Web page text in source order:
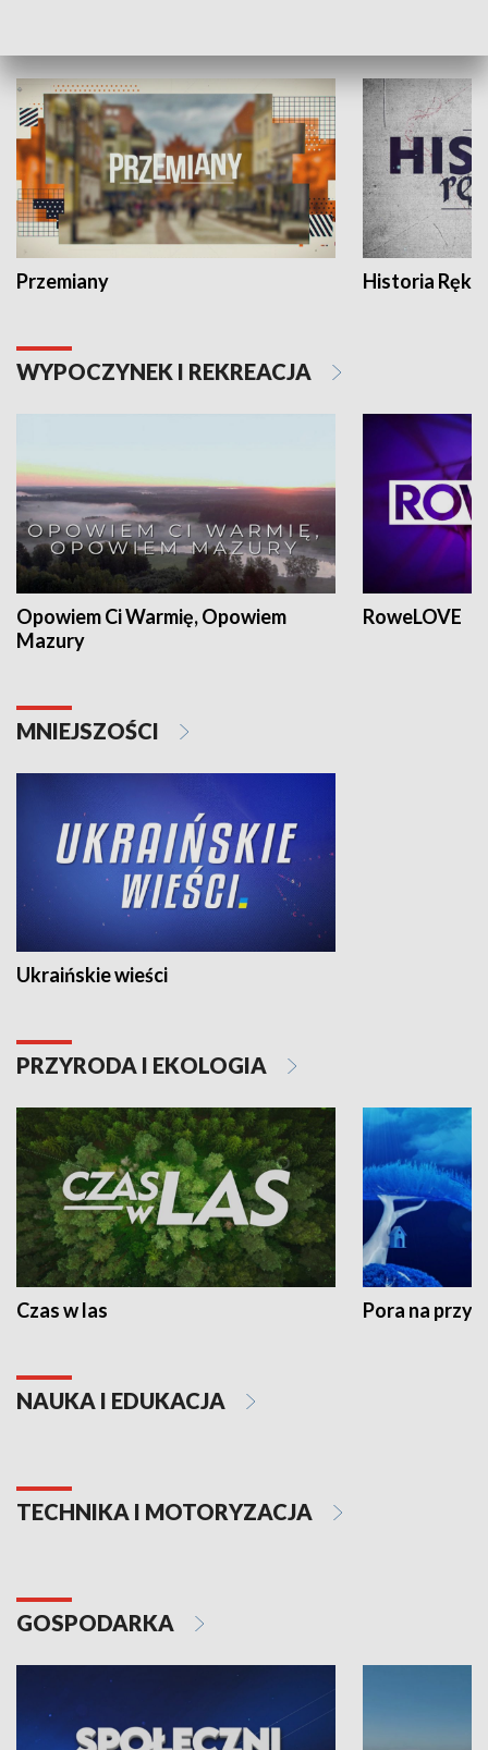
Przemiany Historia Ręką
WYPOCZYNEK I REKREACJA
Opowiem Ci Warmię, Opowiem
Mazury
RoweLOVE
MNIEJSZOŚCI
Ukraińskie wieści
PRZYRODA I EKOLOGIA
Czas w las Pora na
NAUKA I EDUKACJA
TECHNIKA I MOTORYZACJA
GOSPODARKA